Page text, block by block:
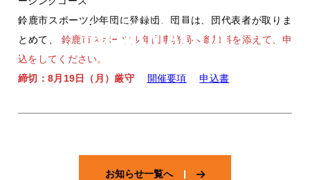
鈴鹿市スポーツ少年団に登録団、団員は、団代表者が取りま
とめて、 鈴鹿市スポーツ少年団事務局へ参加料を添えて、申
込をしてください。
締切：8月19日（月）厳守
開催要項 申込書
お知らせ一覧へ